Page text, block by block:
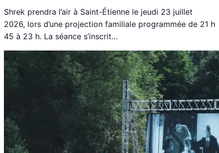
Shrek prendra l’air à Saint-Étienne le jeudi 23 juillet
2026, lors d’une projection familiale programmée de 21 h
45 à 23 h. La séance s’inscrit…